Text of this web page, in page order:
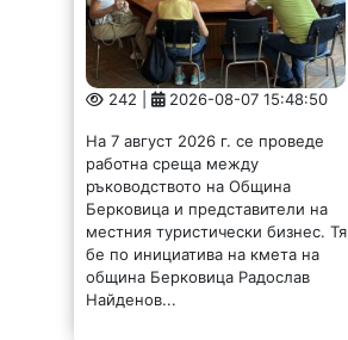
242 | 2026-08-07 15:48:50
На 7 август 2026 г. се проведе
работна среща между
ръководството на Община
Берковица и представители на
местния туристически бизнес. Тя
бе по инициатива на кмета на
община Берковица Радослав
Найденов...